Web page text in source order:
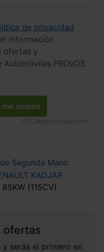
de privacidad.
información
ofertas y
PROVOS
avisen
Segunda Mano
KADJAR
(115CV)
ofertas
serás el primero en